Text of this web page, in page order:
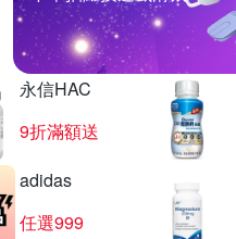
永信HAC
9折滿額送
adidas
任選999